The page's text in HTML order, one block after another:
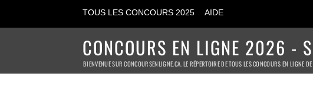
TOUS LES CONCOURS 2025 AIDE
CONCOURS EN LIGNE 2026 -
BIENVENUE SUR CONCOURSENLIGNE.CA. LE RÉPERTOIRE DE TOUS LES CONCOURS EN